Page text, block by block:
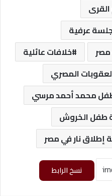
القرى
عرفية
خلافات عائلية
المصري
محمد أحمد مرسي
طفل الخروش
إطلاق نار في مصر
نسخ الرابط